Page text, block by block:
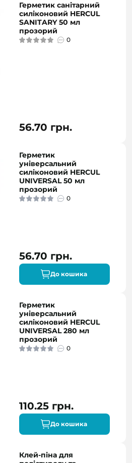
Герметик санітарний
силіконовий HERCUL
SANITARY 50 мл
прозорий
0
56.70 грн.
Герметик
універсальний
силіконовий HERCUL
UNIVERSAL 50 мл
прозорий
0
56.70 грн.
До кошика
Герметик
універсальний
силіконовий HERCUL
UNIVERSAL 280 мл
прозорий
0
110.25 грн.
До кошика
Клей-піна для